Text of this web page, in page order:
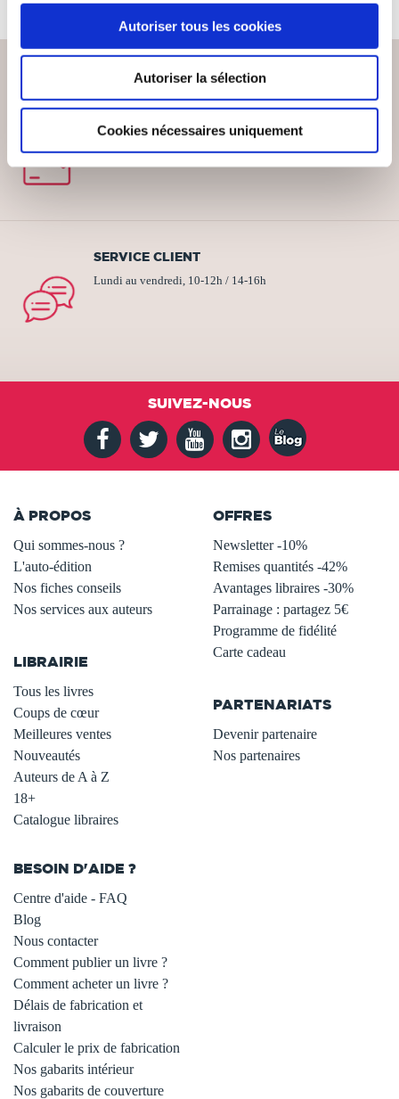
Autoriser tous les cookies
Autoriser la sélection
Cookies nécessaires uniquement
SERVICE CLIENT
Lundi au vendredi, 10-12h / 14-16h
SUIVEZ-NOUS
À PROPOS
Qui sommes-nous ?
L'auto-édition
Nos fiches conseils
Nos services aux auteurs
LIBRAIRIE
Tous les livres
Coups de cœur
Meilleures ventes
Nouveautés
Auteurs de A à Z
18+
Catalogue libraires
OFFRES
Newsletter -10%
Remises quantités -42%
Avantages libraires -30%
Parrainage : partagez 5€
Programme de fidélité
Carte cadeau
PARTENARIATS
Devenir partenaire
Nos partenaires
BESOIN D'AIDE ?
Centre d'aide - FAQ
Blog
Nous contacter
Comment publier un livre ?
Comment acheter un livre ?
Délais de fabrication et
livraison
Calculer le prix de fabrication
Nos gabarits intérieur
Nos gabarits de couverture